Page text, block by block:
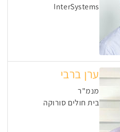
InterSystems
ערן ברבי
מנמ"ר
בית חולים סורוקה